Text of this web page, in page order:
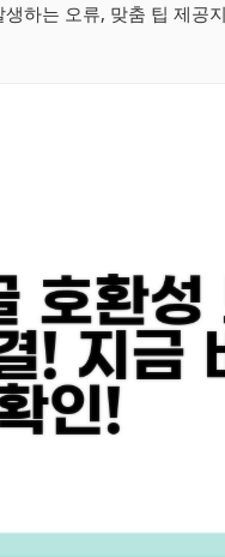
하는 오류, 맞춤 팁 제공